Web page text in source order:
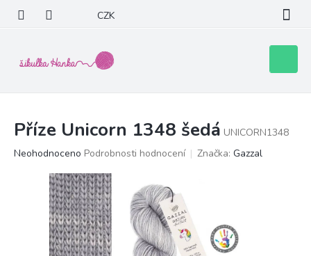
obsah
CZK
košík
Příze Unicorn 1348 šedá UNICORN1348
Průměrné
produktu
hvězdiček.
Neohodnoceno Podrobnosti hodnocení Značka: Gazzal